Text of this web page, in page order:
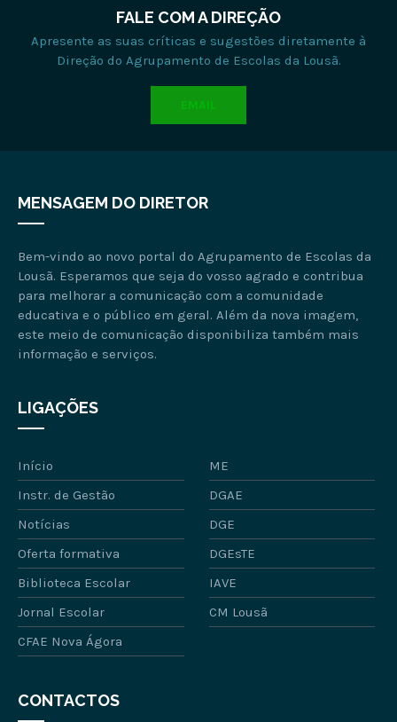
FALE COM A DIREÇÃO
Apresente as suas críticas e sugestões diretamente à
Direção do Agrupamento de Escolas da Lousã.
EMAIL
MENSAGEM DO DIRETOR
Bem-vindo ao novo portal do Agrupamento de Escolas da
Lousã. Esperamos que seja do vosso agrado e contribua
para melhorar a comunicação com a comunidade
educativa e o público em geral. Além da nova imagem,
este meio de comunicação disponibiliza também mais
informação e serviços.
LIGAÇÕES
Início
ME
Instr. de Gestão
DGAE
Notícias
DGE
Oferta formativa
DGEsTE
Biblioteca Escolar
IAVE
Jornal Escolar
CM Lousã
CFAE Nova Ágora
CONTACTOS